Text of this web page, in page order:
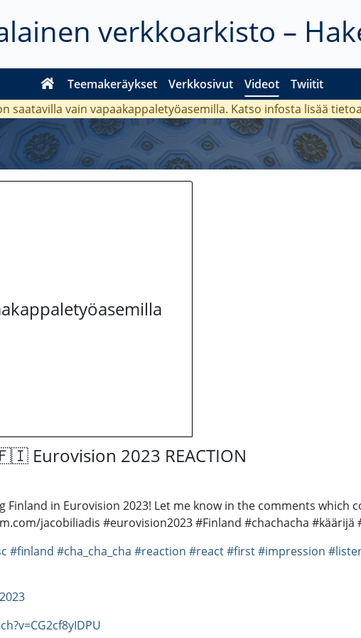
verkkoarkisto –
Teemakeräykset Verkkosivut Videot Twiitit
saatavilla vain vapaakappaletyöasemilla. Katso infosta lisää
Eurovision 2023 REACTION
Finland in Eurovision 2023! Let me know in the comments
jacobiliadis #eurovision2023 #Finland #chachacha #käärijä
#finland #cha_cha_cha #reaction #react#first#impression